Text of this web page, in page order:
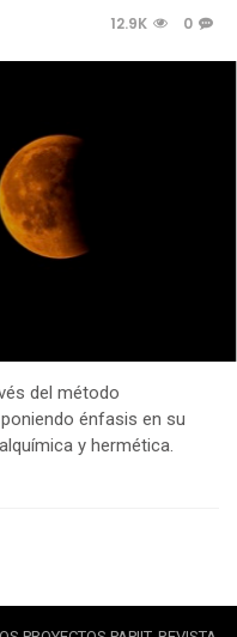
12.9K 0
del método
énfasis en su
y hermética.